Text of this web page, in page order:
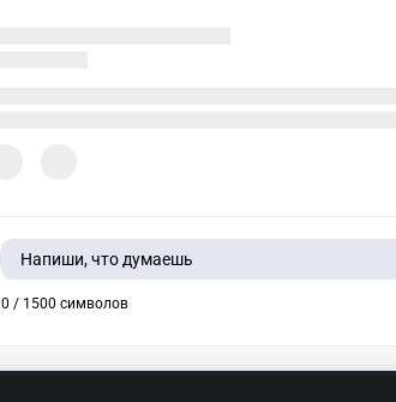
Напиши, что думаешь
0 / 1500 символов